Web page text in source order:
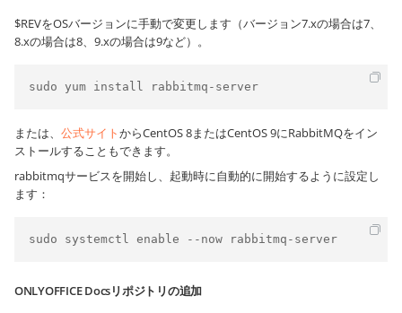
$REVをOSバージョンに手動で変更します（バージョン7.xの場合は7、
8.xの場合は8、9.xの場合は9など）。
または、 公式サイトからCentOS 8またはCentOS 9にRabbitMQをイン
ストールすることもできます。
rabbitmqサービスを開始し、起動時に自動的に開始するように設定し
ます：
ONLYOFFICE Docsリポジトリの追加